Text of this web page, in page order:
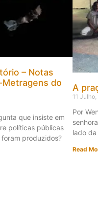
– Notas
do
que insiste em
políticas públicas
produzidos?
A
11
Por
lado
Read